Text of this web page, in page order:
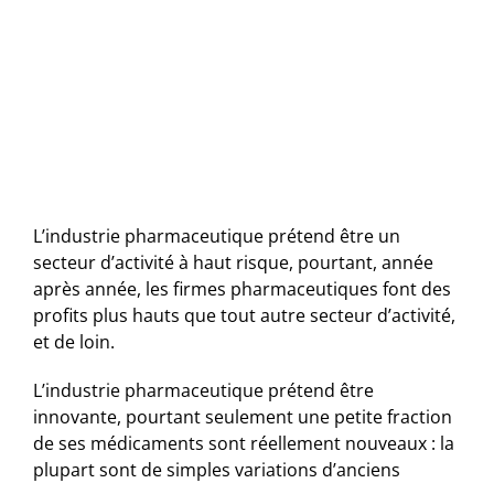
L’industrie pharmaceutique prétend être un
secteur d’activité à haut risque, pourtant, année
après année, les firmes pharmaceutiques font des
profits plus hauts que tout autre secteur d’activité,
et de loin.
L’industrie pharmaceutique prétend être
innovante, pourtant seulement une petite fraction
de ses médicaments sont réellement nouveaux : la
plupart sont de simples variations d’anciens